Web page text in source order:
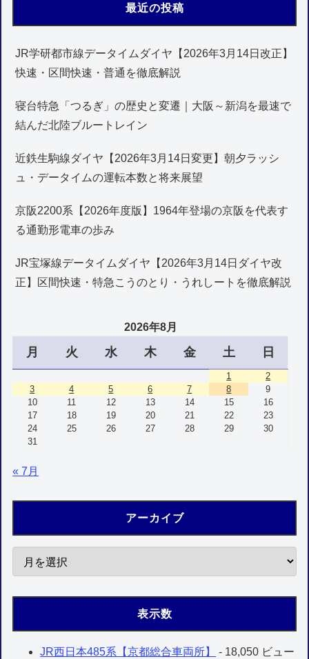
最近の投稿
JR学研都市線データイムダイヤ【2026年3月14日改正】
快速・区間快速・普通を徹底解説
寝台特急「つるぎ」の歴史と変遷｜大阪～新潟を最速で
結んだ北陸ブルートレイン
近鉄生駒線ダイヤ【2026年3月14日変更】朝夕ラッシ
ュ・データイムの運転本数と将来展望
京阪2200系【2026年度版】1964年登場の京阪を代表す
る通勤形電車の歩み
JR宝塚線データイムダイヤ【2026年3月14日ダイヤ改
正】区間快速・特急こうのとり・うれしートを徹底解説
2026年8月
月 火 水 木 金 土 日
1
2
3
4 5 6 7 8
9
10
11 12 13 14 15
16
17
18 19 20 21 22
23
24
25 26 27 28 29
30
31
« 7月
アーカイブ
表示数
JR西日本485系【京都総合車両所】
- 18,050 ビュー